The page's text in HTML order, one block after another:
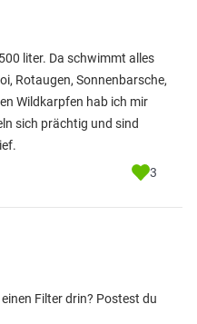
liter. Da schwimmt alles
Rotaugen, Sonnenbarsche,
Wildkarpfen hab ich mir
sich prächtig und sind
3
Filter drin? Postest du